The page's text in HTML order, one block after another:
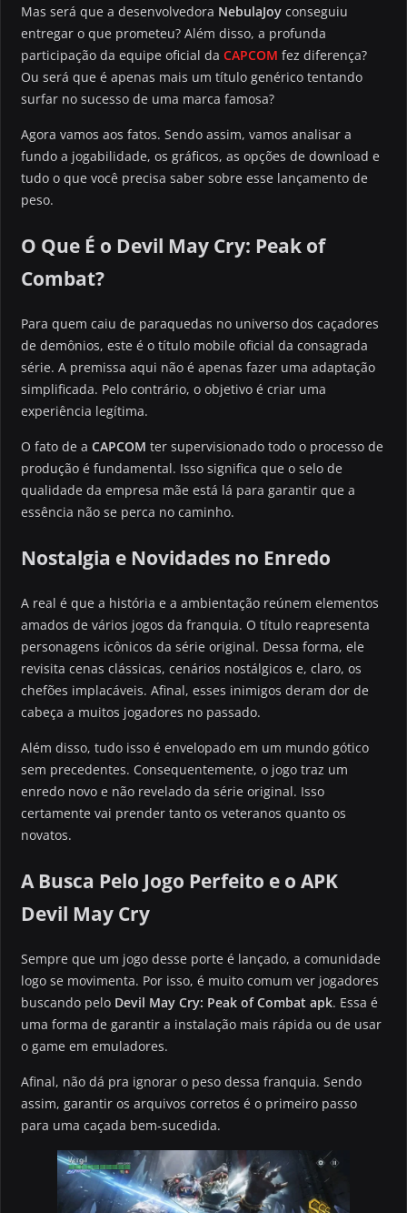
Mas será que a desenvolvedora NebulaJoy conseguiu
entregar o que prometeu? Além disso, a profunda
participação da equipe oficial da CAPCOM fez diferença?
Ou será que é apenas mais um título genérico tentando
surfar no sucesso de uma marca famosa?
Agora vamos aos fatos. Sendo assim, vamos analisar a
fundo a jogabilidade, os gráficos, as opções de download e
tudo o que você precisa saber sobre esse lançamento de
peso.
O Que É o Devil May Cry: Peak of
Combat?
Para quem caiu de paraquedas no universo dos caçadores
de demônios, este é o título mobile oficial da consagrada
série. A premissa aqui não é apenas fazer uma adaptação
simplificada. Pelo contrário, o objetivo é criar uma
experiência legítima.
O fato de a CAPCOM ter supervisionado todo o processo de
produção é fundamental. Isso significa que o selo de
qualidade da empresa mãe está lá para garantir que a
essência não se perca no caminho.
Nostalgia e Novidades no Enredo
A real é que a história e a ambientação reúnem elementos
amados de vários jogos da franquia. O título reapresenta
personagens icônicos da série original. Dessa forma, ele
revisita cenas clássicas, cenários nostálgicos e, claro, os
chefões implacáveis. Afinal, esses inimigos deram dor de
cabeça a muitos jogadores no passado.
Além disso, tudo isso é envelopado em um mundo gótico
sem precedentes. Consequentemente, o jogo traz um
enredo novo e não revelado da série original. Isso
certamente vai prender tanto os veteranos quanto os
novatos.
A Busca Pelo Jogo Perfeito e o APK
Devil May Cry
Sempre que um jogo desse porte é lançado, a comunidade
logo se movimenta. Por isso, é muito comum ver jogadores
buscando pelo Devil May Cry: Peak of Combat apk. Essa é
uma forma de garantir a instalação mais rápida ou de usar
o game em emuladores.
Afinal, não dá pra ignorar o peso dessa franquia. Sendo
assim, garantir os arquivos corretos é o primeiro passo
para uma caçada bem-sucedida.